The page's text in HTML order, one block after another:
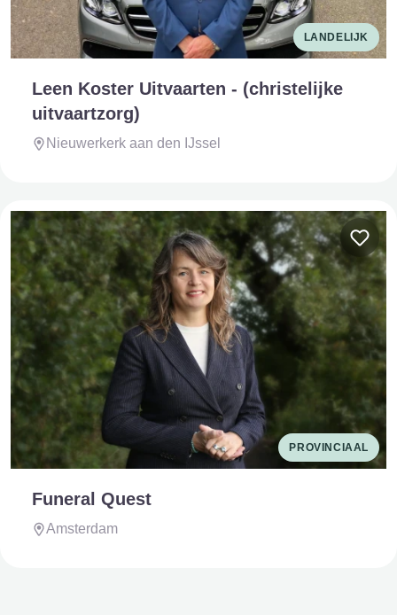
LANDELIJK
Leen Koster Uitvaarten - (christelijke
uitvaartzorg)
Nieuwerkerk aan den IJssel
PROVINCIAAL
Funeral Quest
Amsterdam